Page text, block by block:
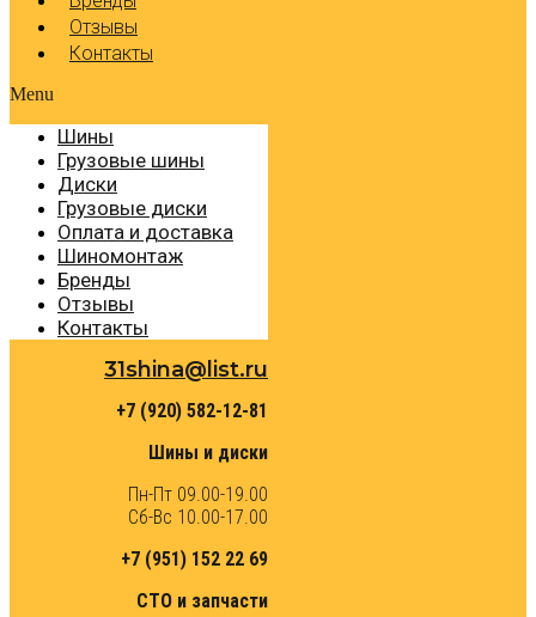
Отзывы
Контакты
Menu
Шины
Грузовые шины
Диски
Грузовые диски
Оплата и доставка
Шиномонтаж
Бренды
Отзывы
Контакты
31shina@list.ru
+7 (920) 582-12-81
Шины и диски
Пн-Пт 09.00-19.00
Сб-Вс 10.00-17.00
+7 (951) 152 22 69
СТО и запчасти